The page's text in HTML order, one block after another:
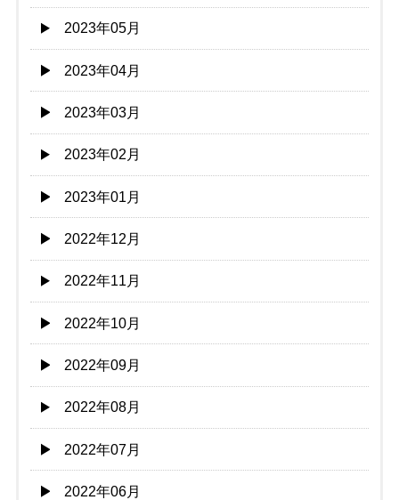
2023年05月
2023年04月
2023年03月
2023年02月
2023年01月
2022年12月
2022年11月
2022年10月
2022年09月
2022年08月
2022年07月
2022年06月